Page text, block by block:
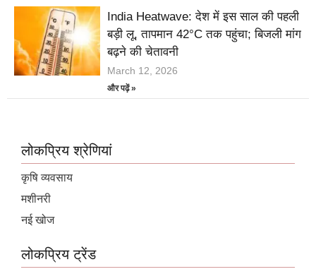
India Heatwave: देश में इस साल की पहली
बड़ी लू, तापमान 42°C तक पहुंचा; बिजली मांग
बढ़ने की चेतावनी
March 12, 2026
और पढ़ें »
लोकप्रिय श्रेणियां
कृषि व्यवसाय
मशीनरी
नई खोज
लोकप्रिय ट्रेंड